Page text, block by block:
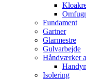
Fundament
Gartner
Glarmestre
Gulvarbejde
Håndværker
Isolering